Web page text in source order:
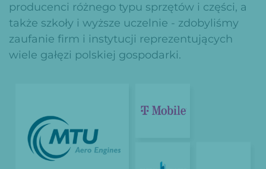
producenci różnego typu sprzętów i części, a
także szkoły i wyższe uczelnie - zdobyliśmy
zaufanie firm i instytucji reprezentujących
wiele gałęzi polskiej gospodarki.